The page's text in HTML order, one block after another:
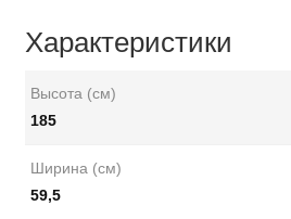
Характеристики
Высота (см)
185
Ширина (см)
59,5